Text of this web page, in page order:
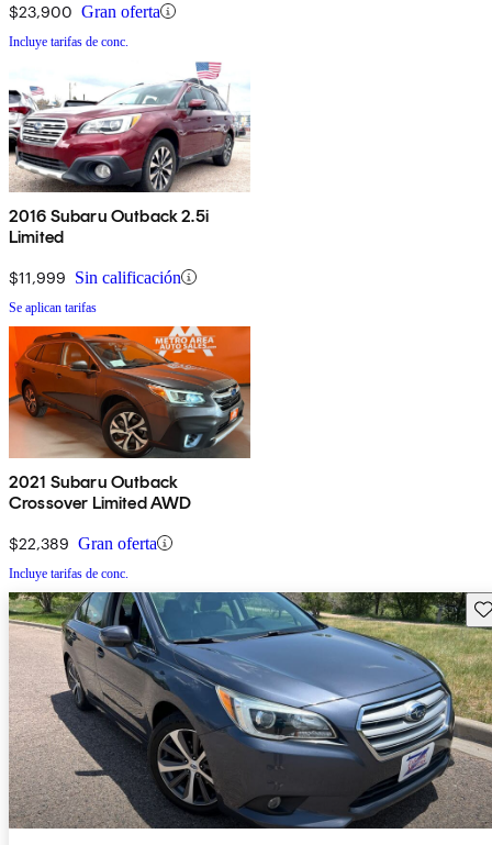
$23,900 Gran oferta
Incluye tarifas de conc.
2016 Subaru Outback 2.5i
Limited
$11,999 Sin calificación
Se aplican tarifas
2021 Subaru Outback
Crossover Limited AWD
$22,389 Gran oferta
Incluye tarifas de conc.